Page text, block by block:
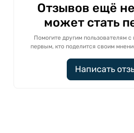
Отзывов ещё
может стать
Помогите другим пользователям
первым, кто поделится своим
Написать